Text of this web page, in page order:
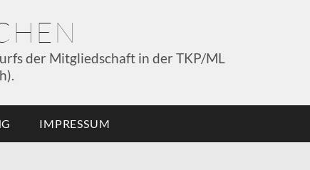
der Mitgliedschaft in der TKP/ML
IMPRESSUM